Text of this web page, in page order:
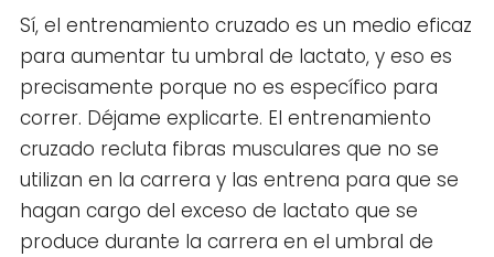
Sí, el entrenamiento cruzado es un medio eficaz
para aumentar tu umbral de lactato, y eso es
precisamente porque no es específico para
correr. Déjame explicarte. El entrenamiento
cruzado recluta fibras musculares que no se
utilizan en la carrera y las entrena para que se
hagan cargo del exceso de lactato que se
produce durante la carrera en el umbral de